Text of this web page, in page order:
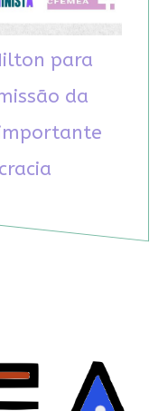
para
da